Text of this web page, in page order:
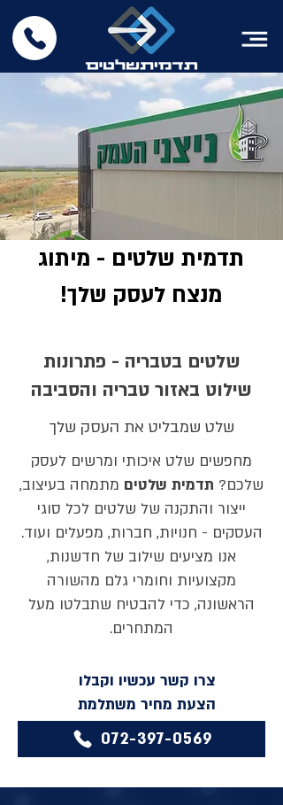
תדמית שלטים - מיתוג
מנצח לעסק שלך!
שלטים בטבריה - פתרונות
שילוט באזור טבריה והסביבה
שלט שמבליט את העסק שלך
מחפשים שלט איכותי ומרשים לעסק
שלכם? תדמית שלטים מתמחה בעיצוב,
ייצור והתקנה של שלטים לכל סוגי
העסקים - חנויות, חברות, מפעלים ועוד.
אנו מציעים שילוב של חדשנות,
מקצועיות וחומרי גלם מהשורה
הראשונה, כדי להבטיח שתבלטו מעל
המתחרים.
צרו קשר עכשיו וקבלו
הצעת מחיר משתלמת
072-397-0569